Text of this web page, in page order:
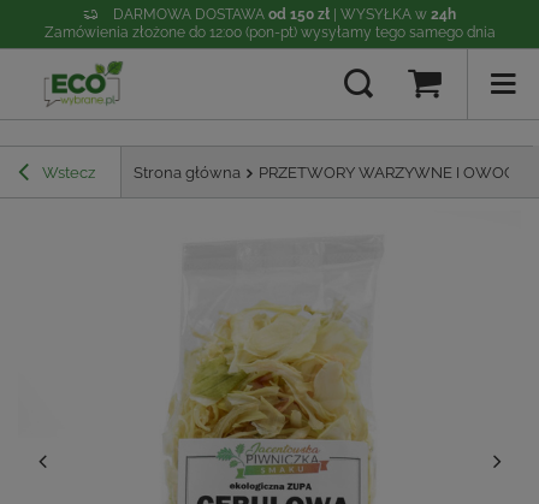
DARMOWA DOSTAWA od 150 zł | WYSYŁKA w 24h
Zamówienia złożone do 12:00 (pon-pt) wysyłamy tego samego dnia
Wstecz Strona główna PRZETWORY WARZYWNE I